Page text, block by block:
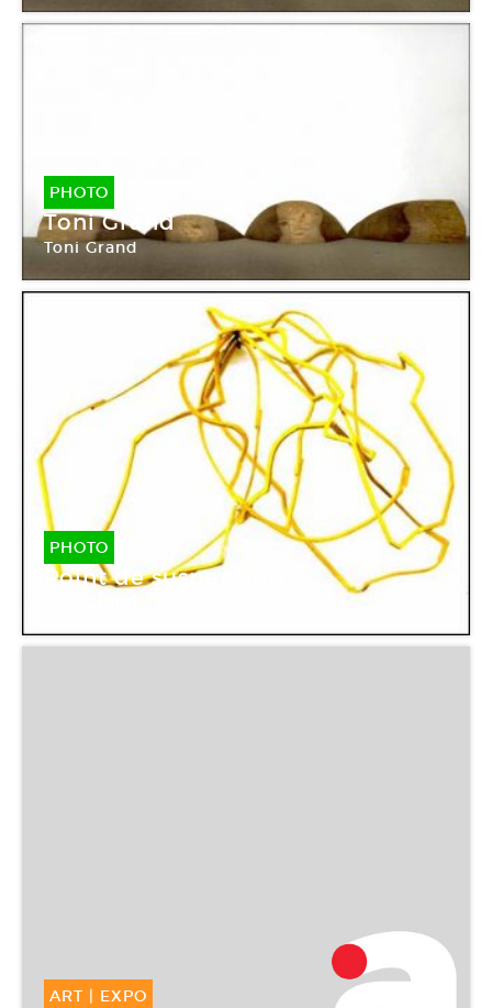
PHOTO
Toni Grand
Toni Grand
PHOTO
Point de suspension
ART | EXPO